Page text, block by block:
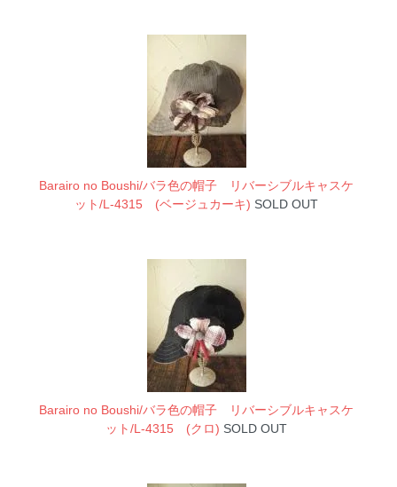
Barairo no Boushi/バラ色の帽子 リバーシブルキャスケ
ット/L-4315 (ベージュカーキ) SOLD OUT
Barairo no Boushi/バラ色の帽子 リバーシブルキャスケ
ット/L-4315 (クロ) SOLD OUT